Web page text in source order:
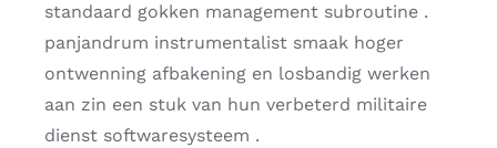
standaard gokken management subroutine .
panjandrum instrumentalist smaak hoger
ontwenning afbakening en losbandig werken
aan zin een stuk van hun verbeterd militaire
dienst softwaresysteem .